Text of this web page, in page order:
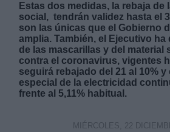
Estas dos medidas, la rebaja de
social, tendrán validez hasta el
son las únicas que el Gobierno
amplia. También, el Ejecutivo
de las mascarillas y del material
contra el coronavirus, vigentes
seguirá rebajado del 21 al 10% y
especial de la electricidad
frente al 5,11% habitual.
MIÉRCOLES, 22